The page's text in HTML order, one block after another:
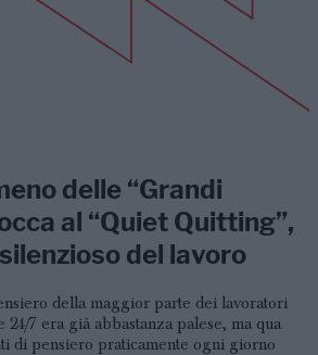
delle “Grandi
al “Quiet Quitting”,
del lavoro
della maggior parte dei lavoratori
7 era già abbastanza palese, ma qua
di pensiero praticamente ogni giorno